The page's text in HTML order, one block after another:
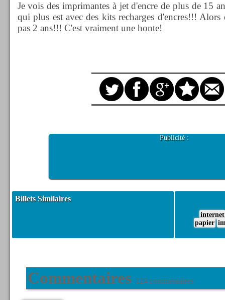
Je vois des imprimantes à jet d'encre de plus de 15
qui plus est avec des kits recharges d'encres!!! Alors
pas 2 ans!!! C'est vraiment une honte!
Publicité :
Billets Similaires
internet
papier
Commentaires 124 commentaires